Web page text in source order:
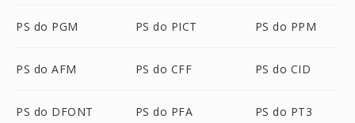
PS do PGM PS do PICT PS do PPM
PS do AFM PS do CFF PS do CID
PS do DFONT PS do PFA PS do PT3